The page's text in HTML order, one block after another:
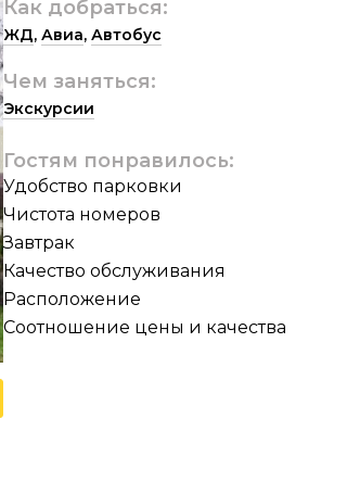
Как добраться:
ЖД, Авиа, Автобус
Чем заняться:
Экскурсии
Гостям понравилось:
Удобство парковки
Чистота номеров
Завтрак
Качество обслуживания
Расположение
Соотношение цены и качества